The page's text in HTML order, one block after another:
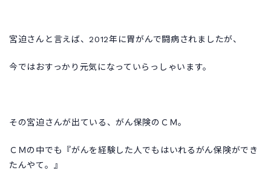
宮迫さんと言えば、2012年に胃がんで闘病されましたが、
今ではおすっかり元気になっていらっしゃいます。
その宮迫さんが出ている、がん保険のＣＭ。
ＣＭの中でも『がんを経験した人でもはいれるがん保険ができ
たんやて。』